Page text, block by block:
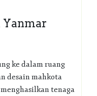
Yanmar
ke dalam ruang
desain mahkota
tenaga